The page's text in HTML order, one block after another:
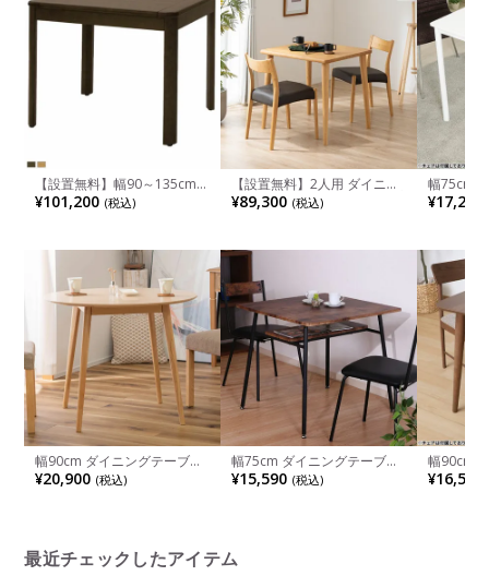
【設置無料】幅90～135cm
伸長式 ダイニングテーブル
RifactionBasicStyle 4本脚 木
ル シンプル 北欧 ブラウン ナ
¥101,200 (税込)
【設置無料】2人用 ダイニン
グテーブルセット 3点 シンプ
ルスタンダード 木製 テーブ
ゃれ 北欧 (幅80cm 食卓テー
ブル×1 食卓椅子×2)
¥89,300 (税込)
幅75cm 2
ーブル シ
ーブル 食
ダン ホワ
¥17,290
幅90cm ダイニングテーブル
円形 丸型 木製 天然木 白 コン
パクト 丸テーブル ラウンド
¥20,900 (税込)
幅75cm ダイニングテーブル
ナビア ダイニングテーブル
ブルックリンスタイル
¥15,590 (税込)
幅90cm 2
ーブル カ
ブル 木製
¥16,590
最近チェックしたアイテム